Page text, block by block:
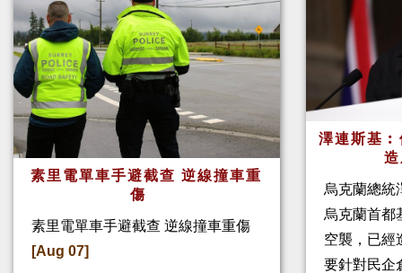
素里電單車手避截查 逆線撞車重
傷
素里電單車手避截查 逆線撞車重傷
[Aug 07]
澤連斯基
烏克蘭總統
烏克蘭首都
空襲，已經
要針對民企